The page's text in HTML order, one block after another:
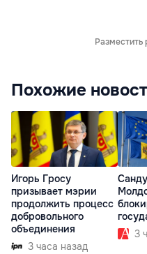
Разместить
Похожие
Игорь Гросу
призывает мэрии
продолжить процесс
добровольного
объединения
3 часа назад
3